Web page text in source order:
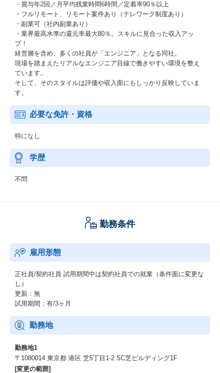
・賞与年2回／月平均残業時間6時間／定着率90％以上
・フルリモート、リモート案件あり（テレワーク制度あり）
・副業可（社内副業あり）
・業界最高水準の還元率最大80％。スキルに見合った収入アッ
プ！
経営層を含め、多くの社員が「エンジニア」となる同社。
現場を踏まえたリアルなエンジニア目線で働きやすい環境を整え
ています。
そして、そのスタイルは評価や収入面にもしっかり反映していま
す。
必要な免許・資格
特になし
学歴
不問
勤務条件
雇用形態
正社員/契約社員 試用期間中は契約社員での就業（条件面に変更な
し）
更新：無
試用期間：有/3ヶ月
勤務地
勤務地1
〒1080014 東京都 港区 芝5丁目1-2 SC芝ビルディング1F
[変更の範囲]